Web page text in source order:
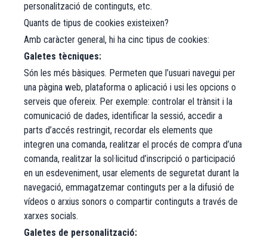
personalització de continguts, etc.
Quants de tipus de cookies existeixen?
Amb caràcter general, hi ha cinc tipus de cookies:
Galetes tècniques:
Són les més bàsiques. Permeten que l’usuari navegui per
una pàgina web, plataforma o aplicació i usi les opcions o
serveis que ofereix. Per exemple: controlar el trànsit i la
comunicació de dades, identificar la sessió, accedir a
parts d’accés restringit, recordar els elements que
integren una comanda, realitzar el procés de compra d’una
comanda, realitzar la sol·licitud d’inscripció o participació
en un esdeveniment, usar elements de seguretat durant la
navegació, emmagatzemar continguts per a la difusió de
vídeos o arxius sonors o compartir continguts a través de
xarxes socials.
Galetes de personalització: